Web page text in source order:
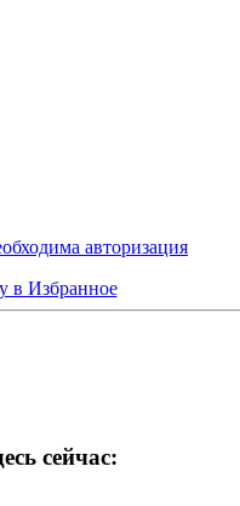
авторизация
в Избранное
сейчас: